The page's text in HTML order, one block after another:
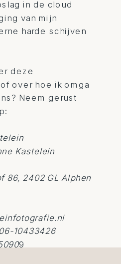
in de cloud
van mijn
harde schijven
deze
over hoe ik omga
Neem gerust
Kastelein
86, 2402 GL Alphen
10433426
9